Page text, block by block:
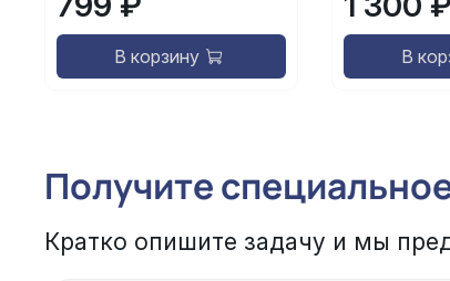
В корзину В
Получите
Кратко опишите задачу и мы